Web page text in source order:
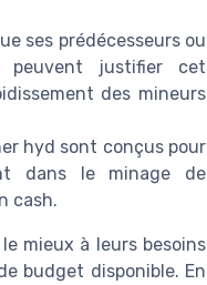
ses prédécesseurs ou
peuvent justifier cet
des mineurs
hyd sont conçus pour
dans le minage de
cash.
mieux à leurs besoins
budget disponible. En